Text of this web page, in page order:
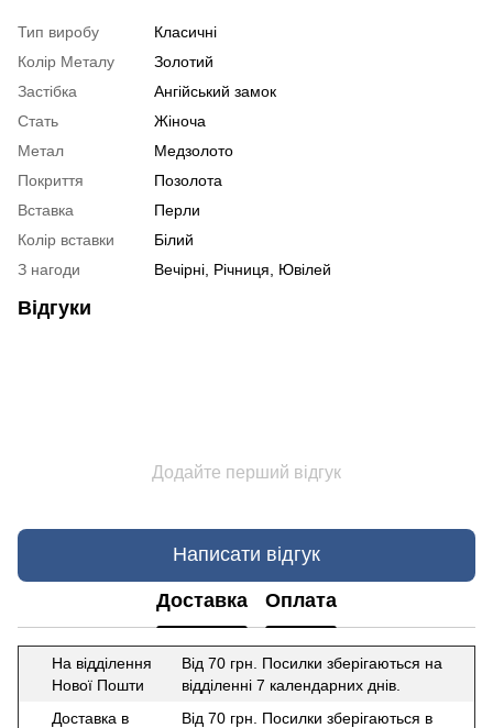
Тип виробу
Класичні
Колір Металу
Золотий
Застібка
Ангійський замок
Стать
Жіноча
Метал
Медзолото
Покриття
Позолота
Вставка
Перли
Колір вставки
Білий
З нагоди
Вечірні, Річниця, Ювілей
Відгуки
Додайте перший відгук
Написати відгук
Доставка Оплата
На відділення
Нової Пошти
Від 70 грн. Посилки зберігаються на
відділенні 7 календарних днів.
Доставка в
Від 70 грн. Посилки зберігаються в